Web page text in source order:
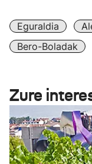
Eguraldia
Bero-Boladak
Zure